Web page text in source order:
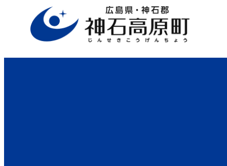
ホーム > 行政サイト > 役場案内